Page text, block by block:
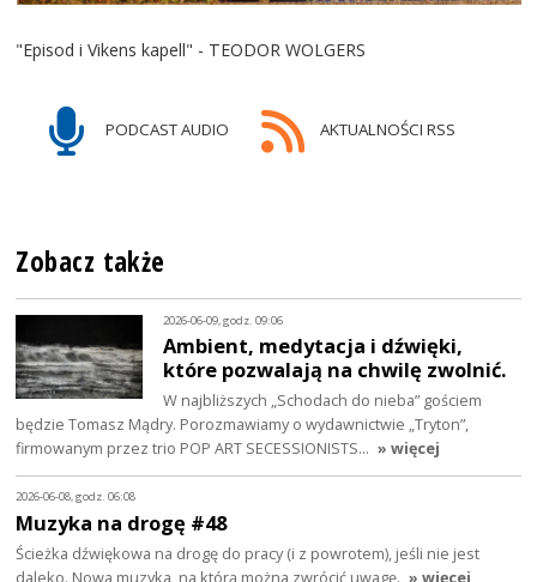
"Episod i Vikens kapell" - TEODOR WOLGERS
PODCAST AUDIO AKTUALNOŚCI RSS
Zobacz także
2026-06-09, godz. 09:06
Ambient, medytacja i dźwięki,
które pozwalają na chwilę zwolnić.
W najbliższych „Schodach do nieba” gościem
będzie Tomasz Mądry. Porozmawiamy o wydawnictwie „Tryton”,
firmowanym przez trio POP ART SECESSIONISTS… » więcej
2026-06-08, godz. 06:08
Muzyka na drogę #48
Ścieżka dźwiękowa na drogę do pracy (i z powrotem), jeśli nie jest
daleko. Nowa muzyka, na którą można zwrócić uwagę. » więcej